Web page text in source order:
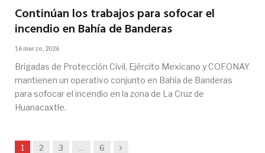
Continúan los trabajos para sofocar el
incendio en Bahía de Banderas
16 marzo, 2026
Brigadas de Protección Civil, Ejército Mexicano y COFONAY
mantienen un operativo conjunto en Bahía de Banderas
para sofocar el incendio en la zona de La Cruz de
Huanacaxtle.
1 2 3 6 Siguiente